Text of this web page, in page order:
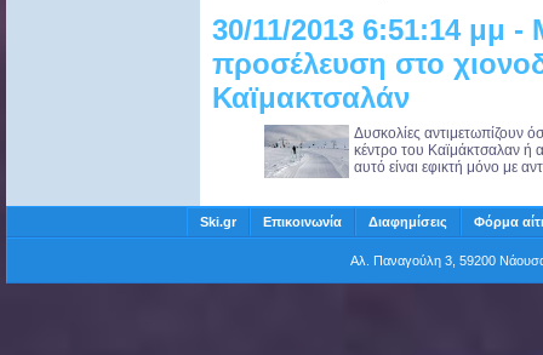
30/11/2013 6:51:14 μμ -
προσέλευση στο
Καϊμακτσαλάν
Δυσκολίες αντιμετωπίζουν
κέντρο του Καϊμάκτσαλαν
αυτό είναι εφικτή μόνο με
Ski.gr Επικοινωνία Διαφημίσεις Φόρμα
Αλ. Παναγούλη 3, 59200